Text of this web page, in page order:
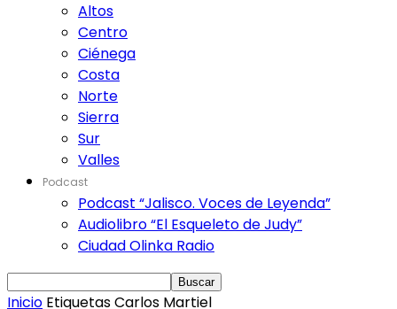
Altos
Centro
Ciénega
Costa
Norte
Sierra
Sur
Valles
Podcast
Podcast “Jalisco. Voces de Leyenda”
Audiolibro “El Esqueleto de Judy”
Ciudad Olinka Radio
Inicio EtiquetasCarlos Martiel